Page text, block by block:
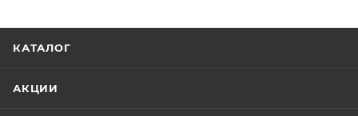
КАТАЛОГ
АКЦИИ